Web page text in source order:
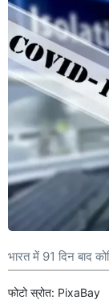
भारत में 91 दिन बाद
फोटो स्रोत: PixaBay